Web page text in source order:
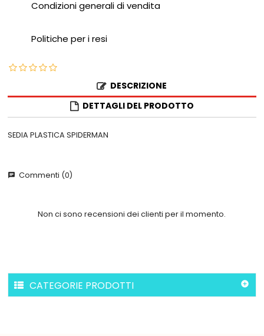
Condizioni generali di vendita
Politiche per i resi
DESCRIZIONE
DETTAGLI DEL PRODOTTO
SEDIA PLASTICA SPIDERMAN
chat Commenti (0)
Non ci sono recensioni dei clienti per il momento.
CATEGORIE PRODOTTI 